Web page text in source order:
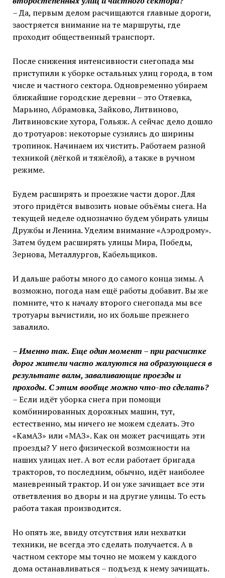
– Да, первым делом расчищаются главные дороги,
заостряется внимание на те маршруты, где
проходит общественный транспорт.
После снижения интенсивности снегопада мы
приступили к уборке остальных улиц города, в том
числе и частного сектора. Одновременно убираем
ближайшие городские деревни – это Отяевка,
Марьино, Абрамовка, Зайково, Литвиново,
Литвиновские хутора, Гольяж. А сейчас дело дошло
до тротуаров: некоторые сузились до ширины
тропинок. Начинаем их чистить. Работаем разной
техникой (лёгкой и тяжёлой), а также в ручном
режиме.
Будем расширять и проезжие части дорог. Для
этого придётся вывозить новые объёмы снега. На
текущей неделе однозначно будем убирать улицы
Дружбы и Ленина. Уделим внимание «Аэродрому».
Затем будем расширять улицы Мира, Победы,
Зернова, Металлургов, Кабельщиков.
И дальше работы много до самого конца зимы. А
возможно, погода нам ещё работы добавит. Вы же
помните, что к началу второго снегопада мы все
тротуары вычистили, но их больше прежнего
завалило.
– Именно так. Еще одинмомент – при расчистке
дорог жители часто жалуются на образующиеся в
результате валы, заваливающие проезды и
проходы. С этим вообще можно что-то сделать?
– Если идёт уборка снега при помощи
комбинированных дорожных машин, тут,
естественно, мы ничего не можем сделать. Это
«КамАЗ» или «МАЗ». Как он может расчищать эти
проезды? У него физической возможности на
наших улицах нет. А вот если работает бригада
тракторов, то последним, обычно, идёт наиболее
маневренный трактор. И он уже зачищает все эти
ответвления во дворы и на другие улицы. То есть
работа такая производится.
Но опять же, ввиду отсутствия или нехватки
техники, не всегда это сделать получается. А в
частном секторе мы точно не можем у каждого
дома останавливаться – подъезд к нему зачищать.